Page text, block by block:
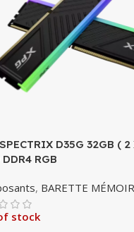
D35G 32GB ( 2
RGB
, BARETTE
stock